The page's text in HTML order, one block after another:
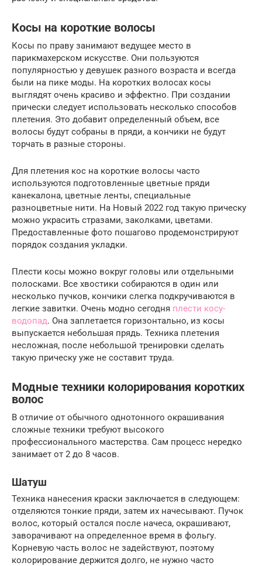
Косы на короткие волосы
Косы по праву занимают ведущее место в
парикмахерском искусстве. Они пользуются
популярностью у девушек разного возраста и всегда
были на пике моды. На коротких волосах косы
выглядят очень красиво и эффектно. При создании
прически следует использовать несколько способов
плетения. Это добавит определенный объем, все
волосы будут собраны в пряди, а кончики не будут
торчать в разные стороны.
Для плетения кос на короткие волосы часто
используются подготовленные цветные пряди
канекалона, цветные ленты, специальные
разноцветные нити. На Новый 2022 год такую прическу
можно украсить стразами, заколками, цветами.
Предоставленные фото пошагово продемонстрируют
порядок создания укладки.
Плести косы можно вокруг головы или отдельными
полосками. Все хвостики собираются в один или
несколько пучков, кончики слегка подкручиваются в
легкие завитки. Очень модно сегодня плести косу-
водопад. Она заплетается горизонтально, из косы
выпускается небольшая прядь. Техника плетения
несложная, после небольшой тренировки сделать
такую прическу уже не составит труда.
Модные техники колорирования коротких
волос
В отличие от обычного однотонного окрашивания
сложные техники требуют высокого
профессионального мастерства. Сам процесс нередко
занимает от 2 до 8 часов.
Шатуш
Техника нанесения краски заключается в следующем:
отделяются тонкие пряди, затем их начесывают. Пучок
волос, который остался после начеса, окрашивают,
заворачивают на определенное время в фольгу.
Корневую часть волос не задействуют, поэтому
колорирование держится долго, не нужно часто